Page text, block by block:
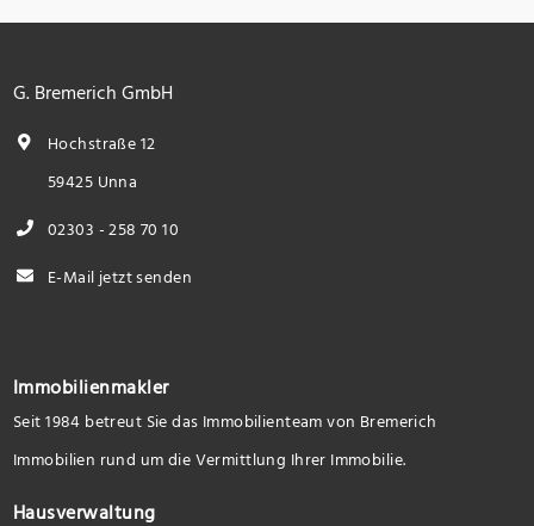
G. Bremerich GmbH
Hochstraße 12
59425 Unna
02303 - 258 70 10
E-Mail jetzt senden
Immobilienmakler
Seit 1984 betreut Sie das Immobilienteam von Bremerich
Immobilien rund um die Vermittlung Ihrer Immobilie.
Hausverwaltung